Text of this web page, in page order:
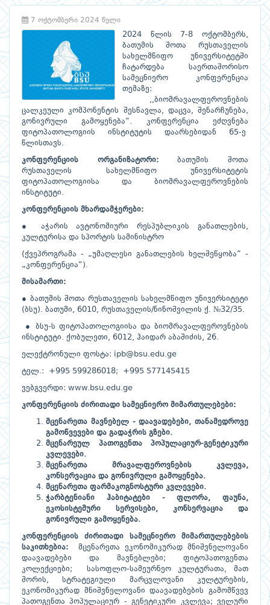
7 ოქტომბერი 2024 წელი
2024 წლის 7-8 ოქტომბერს,
ბათუმის შოთა რუსთაველის
სახელმწიფო უნივერსიტეტში
ჩატარდება საერთაშორისო
სამეცნიერო კონფერენცია
თემაზე:
,,ბიომრავალფეროვნების
ცალკეული კომპონენტის შესწავლა, დაცვა, შენარჩუნება,
გონივრული გამოყენება“. კონფერენცია ეძღვნება
ფიტოპათოლოგიის ინსტიტუტის დაარსებიდან 65-ე
წლისთავს.
კონფერენციის ორგანიზატორი:ბათუმის შოთა
რუსთაველის სახელმწიფო უნივერსიტეტის
ფიტოპათოლოგიისა და ბიომრავალფეროვნების
ინსტიტუტი.
კონფერენციის მხარდამჭერები:
● აჭარის ავტონომიური რესპუბლიკის განათლების,
კულტურისა და სპორტის სამინისტრო
(ქვეპროგრამა - „უმაღლესი განათლების ხელშეწყობა“ -
„კონფერენცია“).
მისამართი:
● ბათუმის შოთა რუსთაველის სახელმწიფო უნივერსიტეტი
(ბსუ). ბათუმი, 6010, რუსთაველის/ნინოშვილის ქ. №32/35.
● ბსუ-ს ფიტოპათოლოგიისა და ბიომრავალფეროვნების
ინსტიტუტი. ქობულეთი, 6012, ჰაიდარ აბაშიძის, 26.
ელექტრონული ფოსტა: ipb@bsu.edu.ge
ტელ.: +995 599286018; +995 577145415
ვებგვერდი: www.bsu.edu.ge
კონფერენციის ძირითადი სამეცნიერო მიმართულებები:
მცენარეთა მავნებელ - დაავადებები, თანამედროვე
გამოწვევები და გადაჭრის გზები.
მცენარეულ პათოგენთა პოპულაციურ-გენეტიკური
კვლევები.
მცენარეთა მრავალფეროვნების კვლევა,
კონსერვაცია და გონივრული გამოყენება.
მცენარეთა ფარმაკოგნოსტური კვლევები.
ჭარბტენიანი ჰაბიტატები - ფლორა, ფაუნა,
ეკოსისტემური სერვისები, კონსერვაცია და
გონივრული გამოყენება.
კონფერენციის ძირითადი სამეცნიერო მიმართულებების
საკითხებია: მცენარეთა ეკონომიკურად მნიშვნელოვანი
დაავადებები და მავნებლები; ფიტოპათოგენთა
კოლექციები; სასოფლო-სამეურნეო კულტურათა, მათ
შორის, სტრატეგიული მარცვლოვანი კულტურების,
ეკონომიკურად მნიშვნელოვანი დაავადებების გამომწვევ
პათოგენთა პოპულაციურ - გენეტიკური კვლევა; ველური